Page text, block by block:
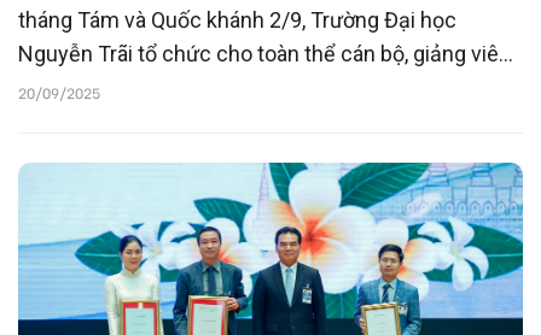
tháng Tám và Quốc khánh 2/9, Trường Đại học
Nguyễn Trãi tổ chức cho toàn thể cán bộ, giảng viên
và sinh viên tham dự buổi chiếu phim Mưa Đỏ của
20/09/2025